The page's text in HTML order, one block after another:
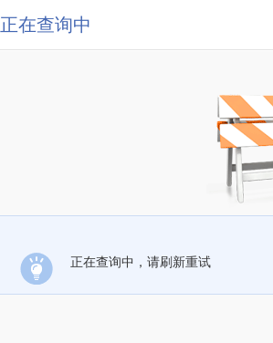
正在查询中
正在查询中，请刷新重试